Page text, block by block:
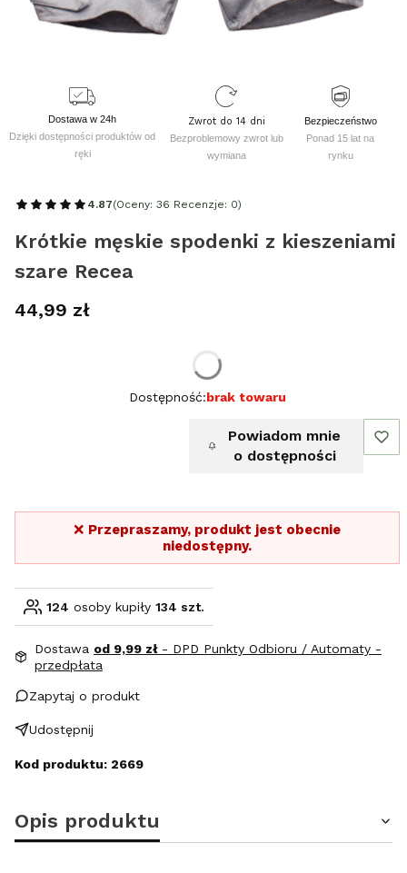
Dostawa w 24h
Dzięki dostępności produktów od
ręki
Zwrot do 14 dni
Bezproblemowy zwrot lub
wymiana
Bezpieczeństwo
Ponad 15 lat na
rynku
4.87(Oceny: 36 Recenzje: 0)
Krótkie męskie spodenki z kieszeniami
szare Recea
Cena
44,99 zł
Dostępność:brak towaru
Powiadom mnie
o dostępności
❌ Przepraszamy, produkt jest obecnie
niedostępny.
124 osoby kupiły 134 szt.
Dostawa od 9,99 zł - DPD Punkty Odbioru / Automaty -
przedpłata
Zapytaj o produkt
Udostępnij
Kod produktu: 2669
Opis produktu